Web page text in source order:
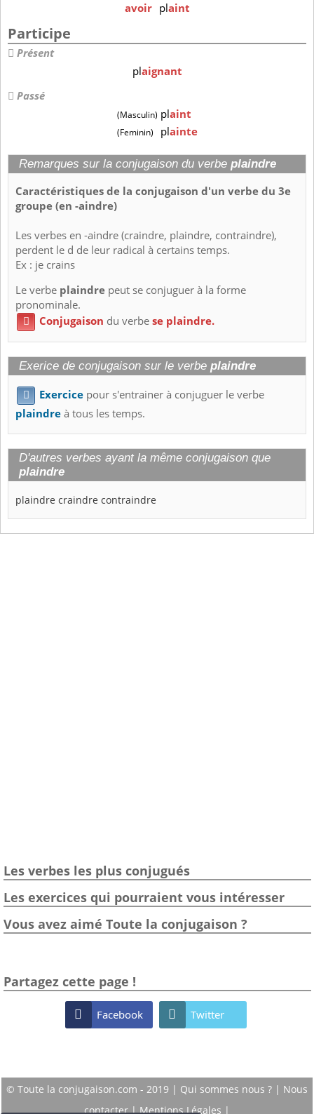
avoir plaint
Participe
Présent
plaignant
Passé
(Masculin) plaint
(Feminin) plainte
Remarques sur la conjugaison du verbe plaindre
Caractéristiques de la conjugaison d'un verbe du 3e
groupe (en -aindre)
Les verbes en -aindre (craindre, plaindre, contraindre),
perdent le d de leur radical à certains temps.
Ex : je crains
Le verbe plaindre peut se conjuguer à la forme
pronominale.
 Conjugaison du verbese plaindre.
Exerice de conjugaison sur le verbe plaindre
 Exercice pour s'entrainer à conjuguer le verbe
plaindreà tous les temps.
D'autres verbes ayant la même conjugaison que
plaindre
plaindre craindre contraindre
Les verbes les plus conjugués
Les exercices qui pourraient vous intéresser
Vous avez aimé Toute la conjugaison ?
Partagez cette page !
 Facebook  Twitter
© Toute la conjugaison.com - 2019 | Qui sommes nous ? | Nous
contacter|Mentions Légales |